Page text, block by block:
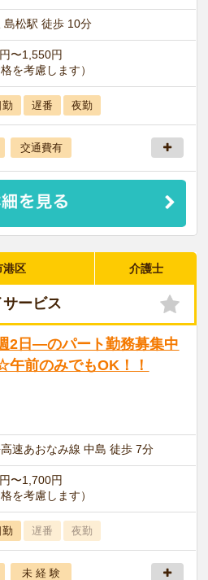
島松駅 徒歩 10分
〜1,550円
を考慮します）
勤 遅番 夜勤
交通費有
港区 介護士
サービス
2日―のパート勤務募集中
午前のみでもOK！！
速あおなみ線 中島 徒歩 7分
〜1,700円
を考慮します）
勤 遅番 夜勤
未 経 験